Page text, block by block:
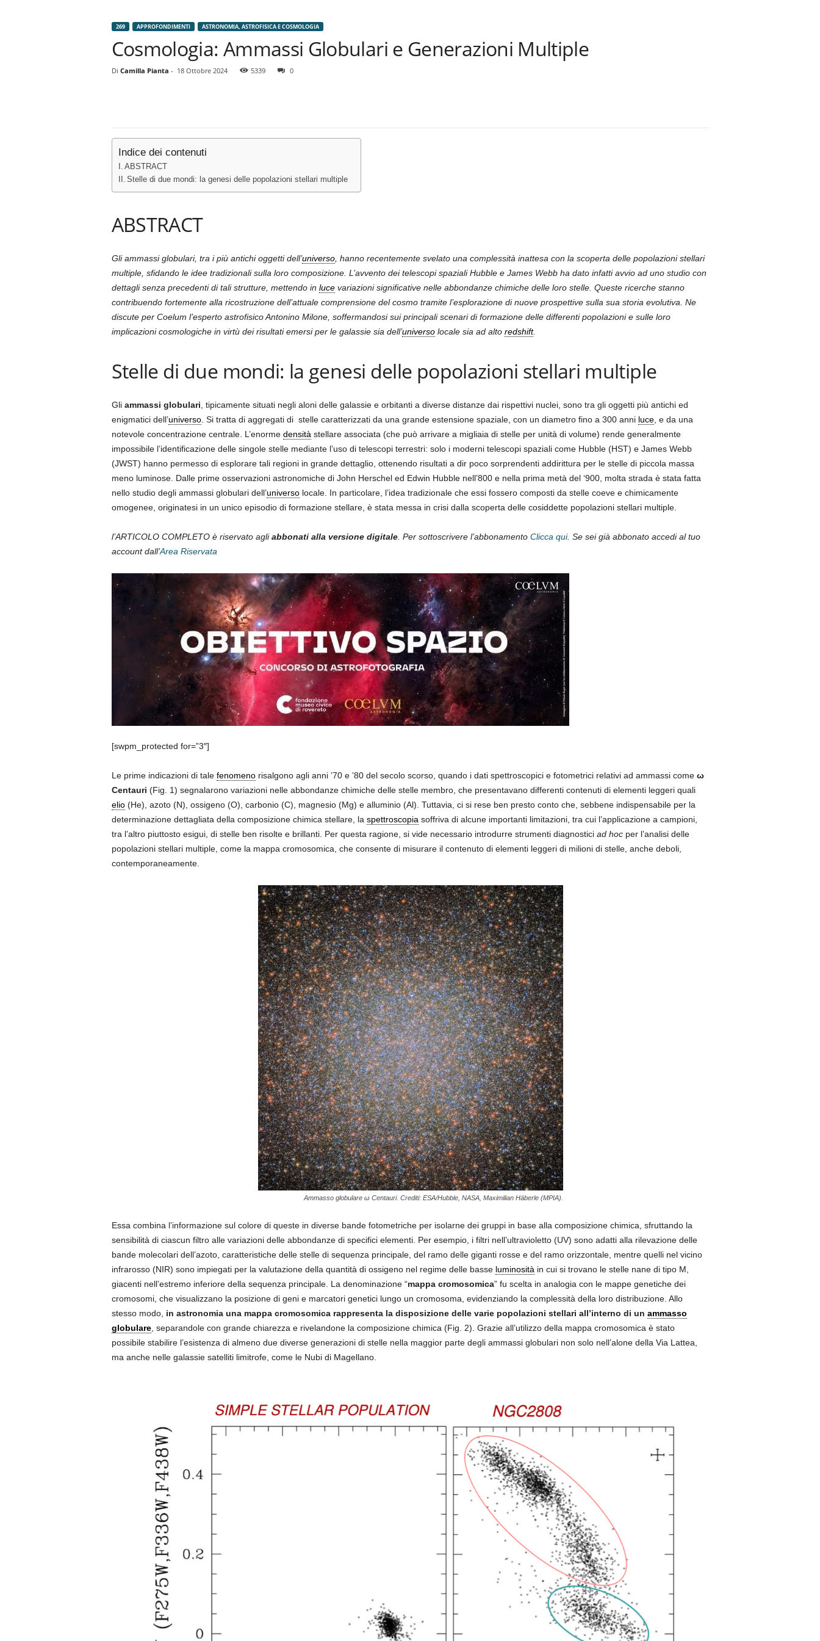
269 APPROFONDIMENTI ASTRONOMIA, ASTROFISICA E COSMOLOGIA
Cosmologia: Ammassi Globulari e Generazioni Multiple
Di Camilla Pianta - 18 Ottobre 2024 5339 0
Indice dei contenuti
ABSTRACT
Stelle di due mondi: la genesi delle popolazioni stellari multiple
ABSTRACT
Gli ammassi globulari, tra i più antichi oggetti dell’universo, hanno recentemente svelato una complessità inattesa con la scoperta delle popolazioni stellari
multiple, sfidando le idee tradizionali sulla loro composizione. L’avvento dei telescopi spaziali Hubble e James Webb ha dato infatti avvio ad uno studio con
dettagli senza precedenti di tali strutture, mettendo in lucevariazioni significative nelle abbondanze chimiche delle loro stelle. Queste ricerche stanno
contribuendo fortemente alla ricostruzione dell’attuale comprensione del cosmo tramite l’esplorazione di nuove prospettive sulla sua storia evolutiva. Ne
discute per Coelum l’esperto astrofisico Antonino Milone, soffermandosi sui principali scenari di formazione delle differenti popolazioni e sulle loro
implicazioni cosmologiche in virtù dei risultati emersi per le galassie sia dell’universolocale sia ad alto redshift.
Stelle di due mondi: la genesi delle popolazioni stellari multiple
Gli ammassi globulari , tipicamente situati negli aloni delle galassie e orbitanti a diverse distanze dai rispettivi nuclei, sono tra gli oggetti più antichi ed
enigmatici dell’universo. Si tratta di aggregati di stelle caratterizzati da una grande estensione spaziale, con un diametro fino a 300 anni luce, e da una
notevole concentrazione centrale. L’enorme densità stellare associata (che può arrivare a migliaia di stelle per unità di volume) rende generalmente
impossibile l’identificazione delle singole stelle mediante l’uso di telescopi terrestri: solo i moderni telescopi spaziali come Hubble (HST) e James Webb
(JWST) hanno permesso di esplorare tali regioni in grande dettaglio, ottenendo risultati a dir poco sorprendenti addirittura per le stelle di piccola massa
meno luminose. Dalle prime osservazioni astronomiche di John Herschel ed Edwin Hubble nell’800 e nella prima metà del ‘900, molta strada è stata fatta
nello studio degli ammassi globulari dell’universolocale. In particolare, l’idea tradizionale che essi fossero composti da stelle coeve e chimicamente
omogenee, originatesi in un unico episodio di formazione stellare, è stata messa in crisi dalla scoperta delle cosiddette popolazioni stellari multiple.
l’ARTICOLO COMPLETO è riservato agliabbonati alla versione digitale. Per sottoscrivere l’abbonamento Clicca qui. Se sei già abbonato accedi al tuo
account dall’Area Riservata
[swpm_protected for=”3″]
Le prime indicazioni di tale fenomenorisalgono agli anni ’70 e ’80 del secolo scorso, quando i dati spettroscopici e fotometrici relativi ad ammassi come ω
Centauri (Fig. 1) segnalarono variazioni nelle abbondanze chimiche delle stelle membro, che presentavano differenti contenuti di elementi leggeri quali
elio(He), azoto (N), ossigeno (O), carbonio (C), magnesio (Mg) e alluminio (Al). Tuttavia, ci si rese ben presto conto che, sebbene indispensabile per la
determinazione dettagliata della composizione chimica stellare, la spettroscopia soffriva di alcune importanti limitazioni, tra cui l’applicazione a campioni,
tra l’altro piuttosto esigui, di stelle ben risolte e brillanti. Per questa ragione, si vide necessario introdurre strumenti diagnostici ad hocper l’analisi delle
popolazioni stellari multiple, come la mappa cromosomica, che consente di misurare il contenuto di elementi leggeri di milioni di stelle, anche deboli,
contemporaneamente.
Ammasso globulare ω Centauri. Crediti: ESA/Hubble, NASA, Maximilian Häberle (MPIA).
Essa combina l’informazione sul colore di queste in diverse bande fotometriche per isolarne dei gruppi in base alla composizione chimica, sfruttando la
sensibilità di ciascun filtro alle variazioni delle abbondanze di specifici elementi. Per esempio, i filtri nell’ultravioletto (UV) sono adatti alla rilevazione delle
bande molecolari dell’azoto, caratteristiche delle stelle di sequenza principale, del ramo delle giganti rosse e del ramo orizzontale, mentre quelli nel vicino
infrarosso (NIR) sono impiegati per la valutazione della quantità di ossigeno nel regime delle basse luminosità in cui si trovano le stelle nane di tipo M,
giacenti nell’estremo inferiore della sequenza principale. La denominazione “mappa cromosomica” fu scelta in analogia con le mappe genetiche dei
cromosomi, che visualizzano la posizione di geni e marcatori genetici lungo un cromosoma, evidenziando la complessità della loro distribuzione. Allo
stesso modo, in astronomia una mappa cromosomica rappresenta la disposizione delle varie popolazioni stellari all’interno di un ammasso
globulare, separandole con grande chiarezza e rivelandone la composizione chimica (Fig. 2). Grazie all’utilizzo della mappa cromosomica è stato
possibile stabilire l’esistenza di almeno due diverse generazioni di stelle nella maggior parte degli ammassi globulari non solo nell’alone della Via Lattea,
ma anche nelle galassie satelliti limitrofe, come le Nubi di Magellano.